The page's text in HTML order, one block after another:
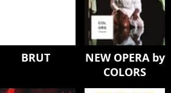
BRUT
NEW OPERA by
COLORS